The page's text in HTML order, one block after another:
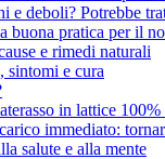
e deboli? Potrebbe
buona pratica per il
e rimedi naturali
sintomi e cura
in lattice 100%
immediato:
salute e alla mente